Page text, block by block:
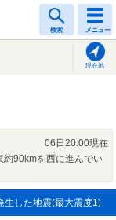
検索 メニュー
現在地
06日20:00現在
約90kmを西に進んでい
生した地震(最大震度1)